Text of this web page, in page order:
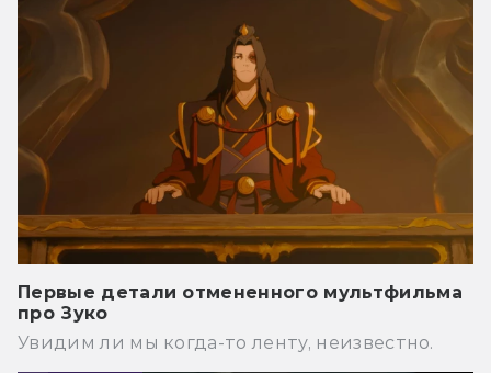
Первые детали отмененного мультфильма
про Зуко
Увидим ли мы когда-то ленту, неизвестно.